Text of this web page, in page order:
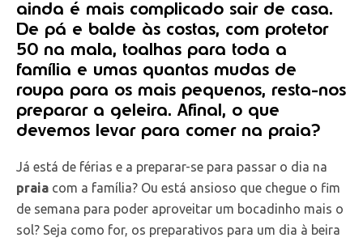
ainda é mais complicado sair de casa.
De pá e balde às costas, com protetor
50 na mala, toalhas para toda a
família e umas quantas mudas de
roupa para os mais pequenos, resta-nos
preparar a geleira. Afinal, o que
devemos levar para comer na praia?
Já está de férias e a preparar-se para passar o dia na
praia com a família? Ou está ansioso que chegue o fim
de semana para poder aproveitar um bocadinho mais o
sol? Seja como for, os preparativos para um dia à beira